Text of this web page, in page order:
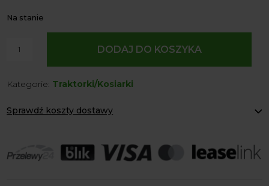
Na stanie
XJ
MEC
KM/CAB
DODAJ DO KOSZYKA
Kategorie: Traktorki/Kosiarki
Sprawdź koszty dostawy
Agrol transport: 200 zł
Agrol transport gabaryty: ustalane indywidualnie